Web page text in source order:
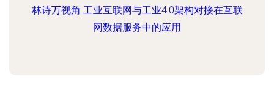
林诗万视角 工业互联网与工业4.0架构对接在互联
网数据服务中的应用